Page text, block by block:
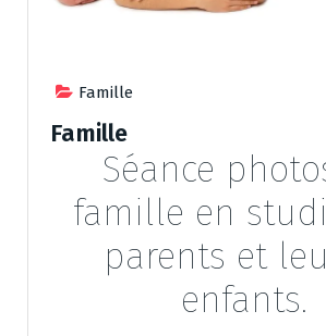
Famille
Famille
Séance
famille en
parents et
enfants.